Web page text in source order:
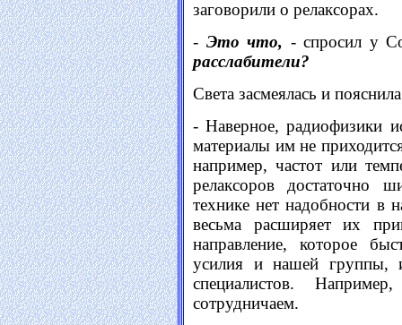
заговорили о релаксорах.
- Это что, - спросил у
расслабители?
Света засмеялась и
- Наверное, радиофизики
материалы им не
например, частот или
релаксоров достаточно
технике нет надобности в
весьма расширяет их
направление, которое
усилия и нашей группы,
специалистов.
сотрудничаем.